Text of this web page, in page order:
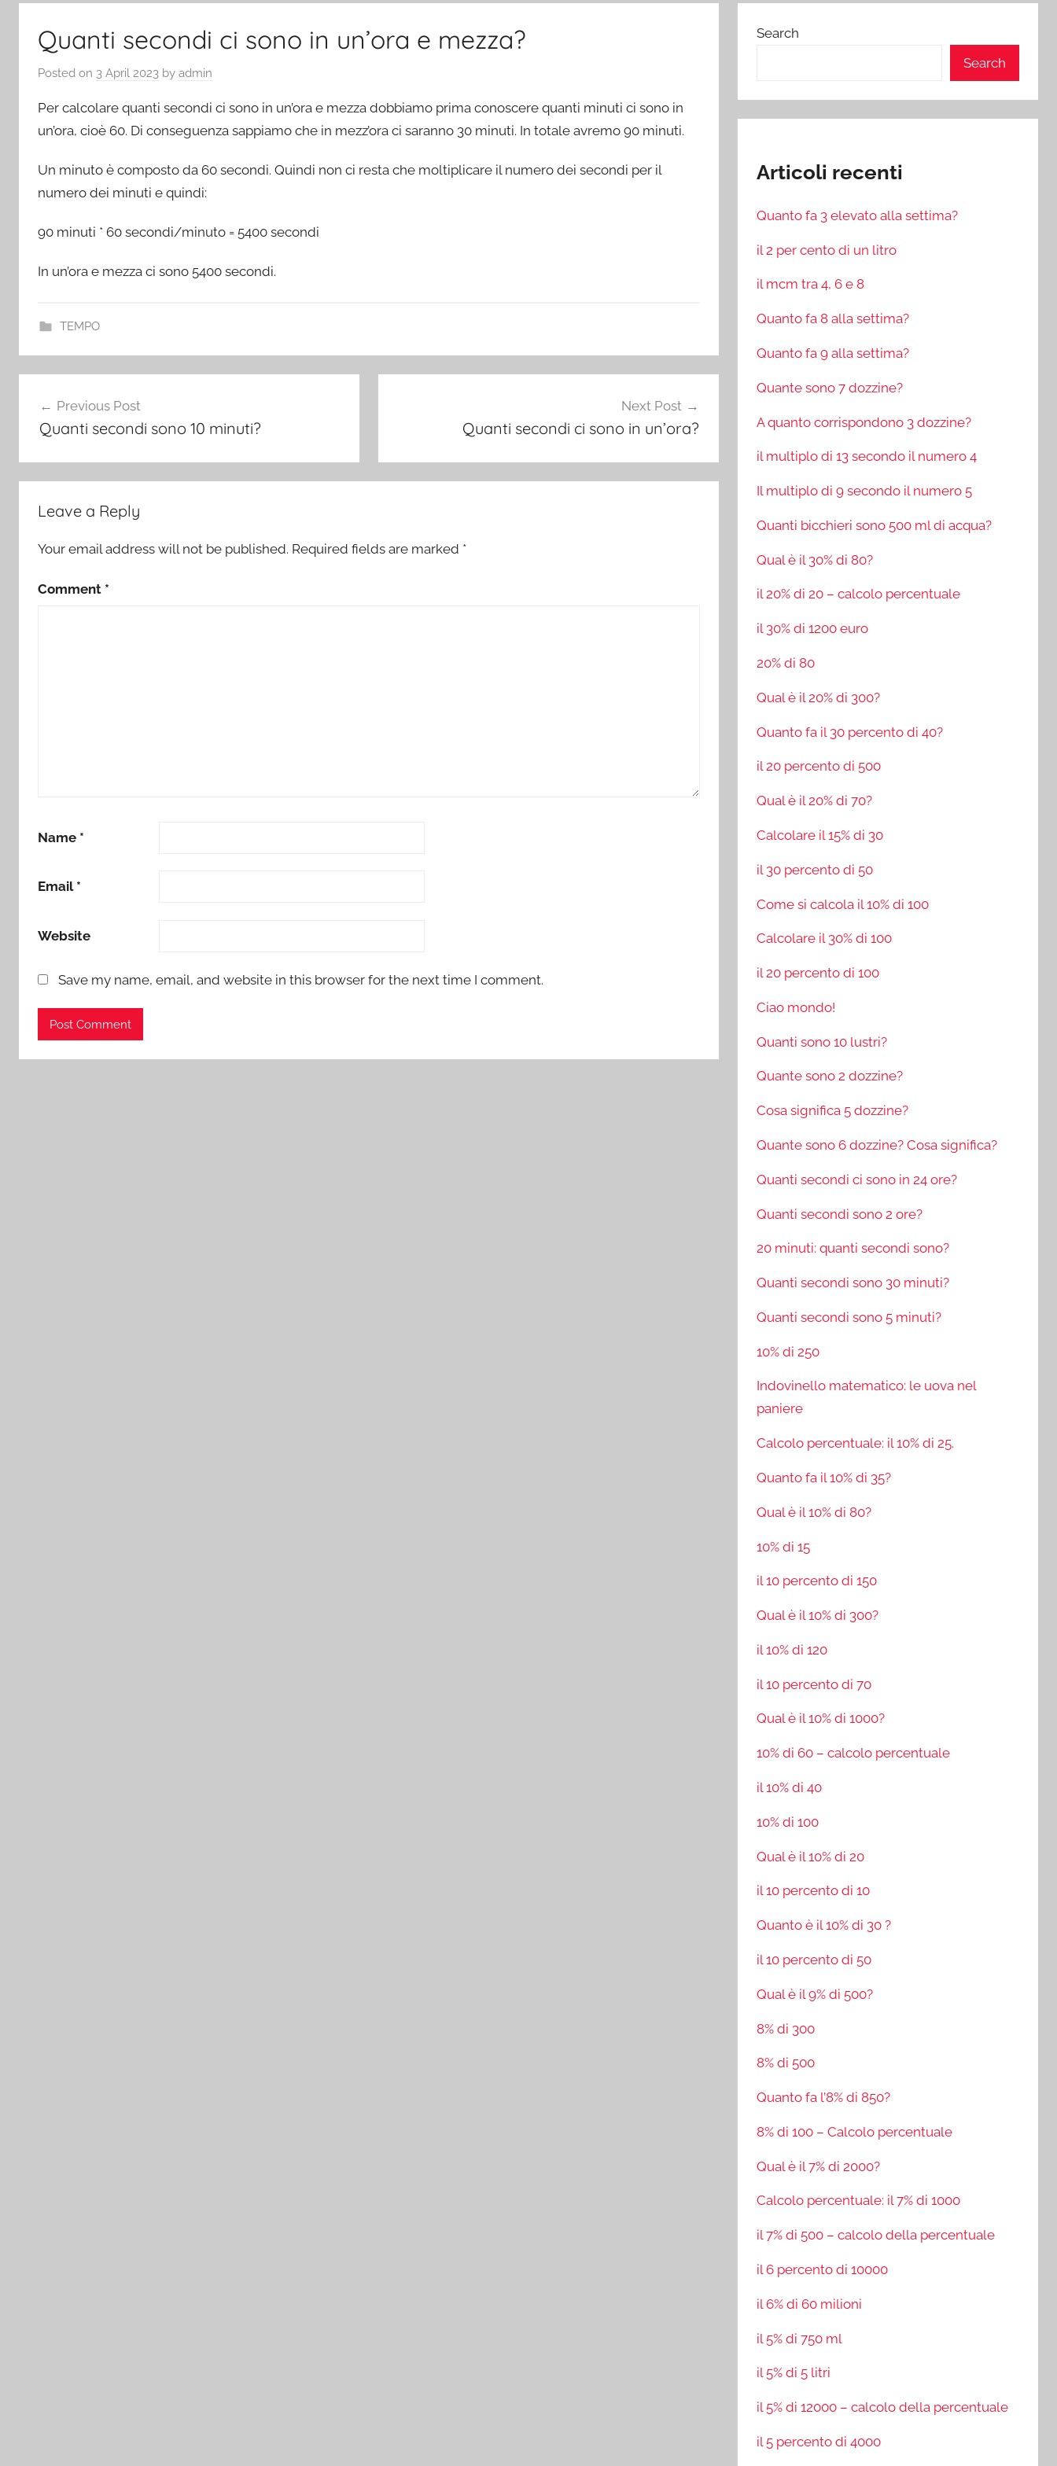
Quanti secondi ci sono in un’ora e mezza?
Posted on 3 April 2023 by admin
Per calcolare quanti secondi ci sono in un’ora e mezza dobbiamo prima conoscere quanti minuti ci sono in
un’ora, cioè 60. Di conseguenza sappiamo che in mezz’ora ci saranno 30 minuti. In totale avremo 90 minuti.
Un minuto è composto da 60 secondi. Quindi non ci resta che moltiplicare il numero dei secondi per il
numero dei minuti e quindi:
90 minuti * 60 secondi/minuto = 5400 secondi
In un’ora e mezza ci sono 5400 secondi.
TEMPO
navigation
Previous Post
Quanti secondi sono 10 minuti?
Next Post
Quanti secondi ci sono in un’ora?
Leave a Reply
Your email address will not be published. Required fields are marked *
Comment *
Name *
Email *
Website
Save my name, email, and website in this browser for the next time I comment.
Search
Search
Articoli recenti
Quanto fa 3 elevato alla settima?
il 2 per cento di un litro
il mcm tra 4, 6 e 8
Quanto fa 8 alla settima?
Quanto fa 9 alla settima?
Quante sono 7 dozzine?
A quanto corrispondono 3 dozzine?
il multiplo di 13 secondo il numero 4
Il multiplo di 9 secondo il numero 5
Quanti bicchieri sono 500 ml di acqua?
Qual è il 30% di 80?
il 20% di 20 – calcolo percentuale
il 30% di 1200 euro
20% di 80
Qual è il 20% di 300?
Quanto fa il 30 percento di 40?
il 20 percento di 500
Qual è il 20% di 70?
Calcolare il 15% di 30
il 30 percento di 50
Come si calcola il 10% di 100
Calcolare il 30% di 100
il 20 percento di 100
Ciao mondo!
Quanti sono 10 lustri?
Quante sono 2 dozzine?
Cosa significa 5 dozzine?
Quante sono 6 dozzine? Cosa significa?
Quanti secondi ci sono in 24 ore?
Quanti secondi sono 2 ore?
20 minuti: quanti secondi sono?
Quanti secondi sono 30 minuti?
Quanti secondi sono 5 minuti?
10% di 250
Indovinello matematico: le uova nel
paniere
Calcolo percentuale: il 10% di 25.
Quanto fa il 10% di 35?
Qual è il 10% di 80?
10% di 15
il 10 percento di 150
Qual è il 10% di 300?
il 10% di 120
il 10 percento di 70
Qual è il 10% di 1000?
10% di 60 – calcolo percentuale
il 10% di 40
10% di 100
Qual è il 10% di 20
il 10 percento di 10
Quanto è il 10% di 30 ?
il 10 percento di 50
Qual è il 9% di 500?
8% di 300
8% di 500
Quanto fa l’8% di 850?
8% di 100 – Calcolo percentuale
Qual è il 7% di 2000?
Calcolo percentuale: il 7% di 1000
il 7% di 500 – calcolo della percentuale
il 6 percento di 10000
il 6% di 60 milioni
il 5% di 750 ml
il 5% di 5 litri
il 5% di 12000 – calcolo della percentuale
il 5 percento di 4000